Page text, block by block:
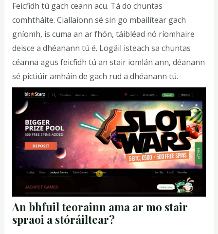
Feicfidh tú gach ceann acu. Tá do chuntas
comhtháite. Ciallaíonn sé sin go mbailítear gach
gníomh, is cuma an ar fhón, táibléad nó ríomhaire
deisce a dhéanann tú é. Logáil isteach sa chuntas
céanna agus feicfidh tú an stair iomlán ann, déanann
sé pictiúir amháin de gach rud a dhéanann tú.
An bhfuil teorainn ama ar mo stair
spraoi a stóráiltear?